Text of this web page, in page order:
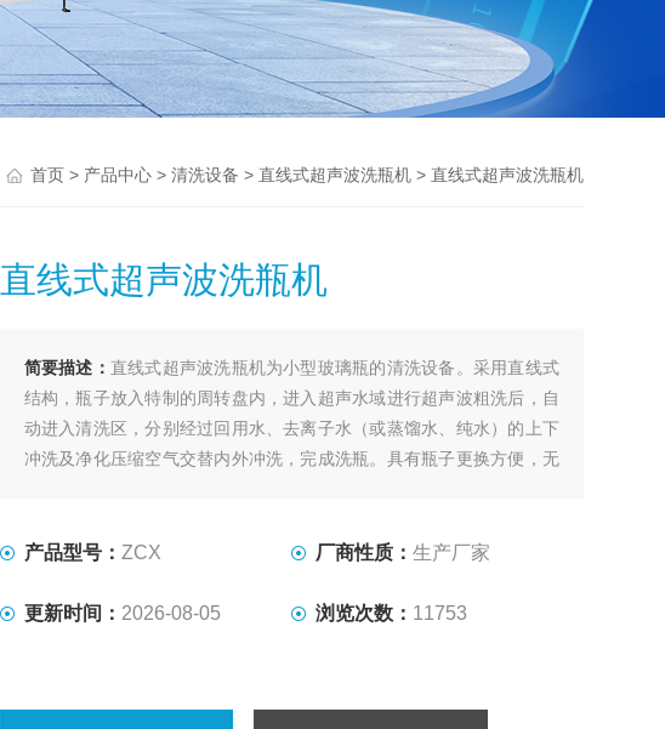
首页> 产品中心> 清洗设备 > 直线式超声波洗瓶机> 直线式超声波洗瓶机
直线式超声波洗瓶机
简要描述： 直线式超声波洗瓶机为小型玻璃瓶的清洗设备。采用直线式
结构，瓶子放入特制的周转盘内，进入超声水域进行超声波粗洗后，自
动进入清洗区，分别经过回用水、去离子水（或蒸馏水、纯水）的上下
冲洗及净化压缩空气交替内外冲洗，完成洗瓶。具有瓶子更换方便，无
产品型号： ZCX 厂商性质：生产厂家
更新时间： 2026-08-05 浏览次数： 11753